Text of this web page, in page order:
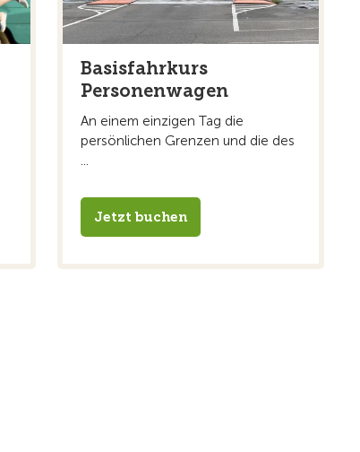
Basisfahrkurs
Personenwagen
An einem einzigen Tag die
persönlichen Grenzen und die des
...
Jetzt buchen